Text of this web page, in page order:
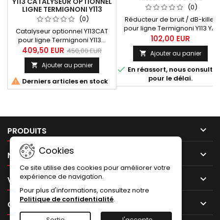
LIGNE TERMIGNONI Y113
TMAX 530 EURO4 (2017-
2019)
(0)
Catalyseur optionnel Y113CAT
pour ligne Termignoni Y113...
destinée au Yamaha Tmax 530,
Tmax 530 DX et SX année 2017
à 2019. Livré avec notice
d'installation et certificat
d'homologation Euro 4.
409,50 EUR 450,00 EUR
 Ajouter au panier
 Derniers articles en stock
TERMIGNONI Y113 YA. TMAX
530 (2017-2019, TMAX 560
(2020-2024)
(0)
Réducteur de bruit / dB-killer
pour ligne Termignoni Y113 YA.
Tmax 530 2017-2019 / 560
2020-2024 Compatible avec
les références de lignes
Termignoni suivantes:
Y11309000BCC, Y11309000ICC,
Y11309000ITC.
102,00 EUR
 Ajouter au panier
 En réassort, nous consulter
pour le délai.
PRODUITS 
NOTRE SOCIÉTÉ 
VOTRE COMPTE 
CONTACT 
Cookies
Ce site utilise des cookies pour améliorer votre
expérience de navigation.
Pour plus d'informations, consultez notre
Politique de confidentialité.